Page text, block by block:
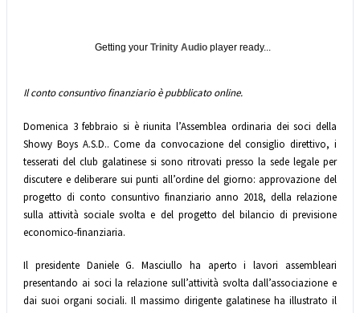
Getting your Trinity Audioplayer ready...
Il conto consuntivo finanziario è pubblicato online.
Domenica 3 febbraio si è riunita l’Assemblea ordinaria dei soci della
Showy Boys A.S.D.. Come da convocazione del consiglio direttivo, i
tesserati del club galatinese si sono ritrovati presso la sede legale per
discutere e deliberare sui punti all’ordine del giorno: approvazione del
progetto di conto consuntivo finanziario anno 2018, della relazione
sulla attività sociale svolta e del progetto del bilancio di previsione
economico-finanziaria.
Il presidente Daniele G. Masciullo ha aperto i lavori assembleari
presentando ai soci la relazione sull’attività svolta dall’associazione e
dai suoi organi sociali. Il massimo dirigente galatinese ha illustrato il